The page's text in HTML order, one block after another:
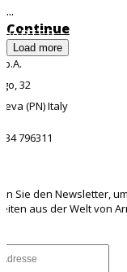
...
Continue
Load more
32
(PN) Italy
796311
Sie den Newsletter,
aus der Welt von